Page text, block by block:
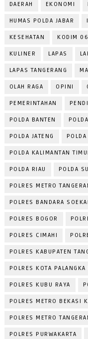
DAERAH EKONOMI
HUMAS POLDA JABAR
KESEHATAN KODIM
KULINER LAPAS
LAPAS TANGERANG
OLAH RAGA OPINI
PEMERINTAHAN
POLDA BANTEN
POLDA JATENG
POLDA KALIMANTAN
POLDA RIAU POLDA
POLRES METRO
POLRES BANDARA
POLRES BOGOR
POLRES CIMAHI
POLRES KABUPATEN
POLRES KOTA PALANGKA
POLRES KUBU RAYA
POLRES METRO BEKASI
POLRES METRO
POLRES PURWAKARTA